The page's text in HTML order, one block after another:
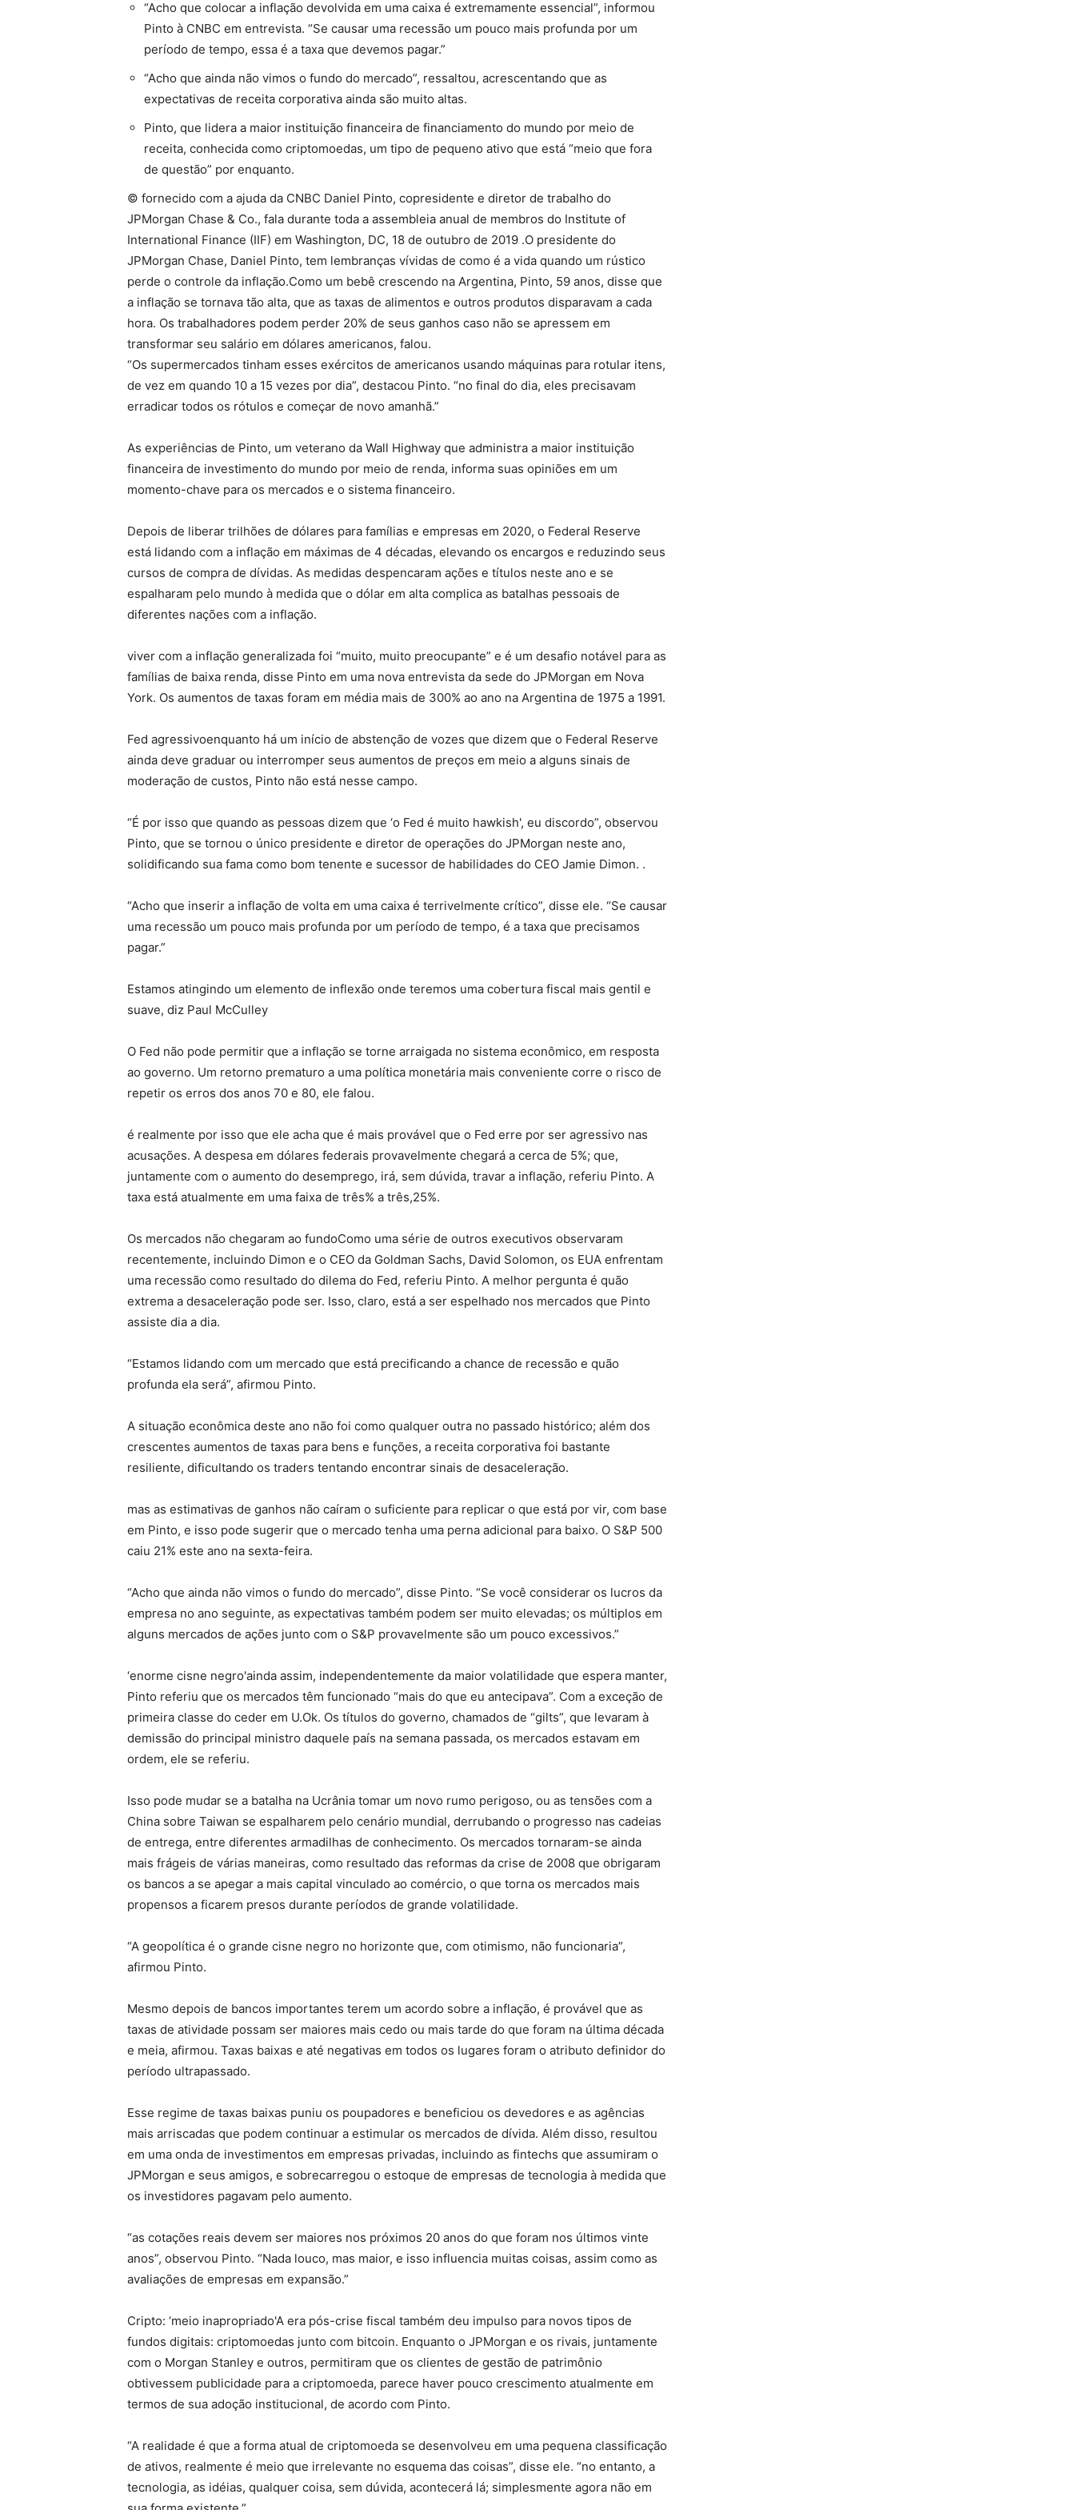
“Acho que colocar a inflação devolvida em uma caixa é extremamente essencial”, informou
Pinto à CNBC em entrevista. “Se causar uma recessão um pouco mais profunda por um
período de tempo, essa é a taxa que devemos pagar.”
“Acho que ainda não vimos o fundo do mercado”, ressaltou, acrescentando que as
expectativas de receita corporativa ainda são muito altas.
Pinto, que lidera a maior instituição financeira de financiamento do mundo por meio de
receita, conhecida como criptomoedas, um tipo de pequeno ativo que está “meio que fora
de questão” por enquanto.
© fornecido com a ajuda da CNBC Daniel Pinto, copresidente e diretor de trabalho do
JPMorgan Chase & Co., fala durante toda a assembleia anual de membros do Institute of
International Finance (IIF) em Washington, DC, 18 de outubro de 2019 .O presidente do
JPMorgan Chase, Daniel Pinto, tem lembranças vívidas de como é a vida quando um rústico
perde o controle da inflação.Como um bebê crescendo na Argentina, Pinto, 59 anos, disse que
a inflação se tornava tão alta, que as taxas de alimentos e outros produtos disparavam a cada
hora. Os trabalhadores podem perder 20% de seus ganhos caso não se apressem em
transformar seu salário em dólares americanos, falou.
“Os supermercados tinham esses exércitos de americanos usando máquinas para rotular itens,
de vez em quando 10 a 15 vezes por dia”, destacou Pinto. “no final do dia, eles precisavam
erradicar todos os rótulos e começar de novo amanhã.”
As experiências de Pinto, um veterano da Wall Highway que administra a maior instituição
financeira de investimento do mundo por meio de renda, informa suas opiniões em um
momento-chave para os mercados e o sistema financeiro.
Depois de liberar trilhões de dólares para famílias e empresas em 2020, o Federal Reserve
está lidando com a inflação em máximas de 4 décadas, elevando os encargos e reduzindo seus
cursos de compra de dívidas. As medidas despencaram ações e títulos neste ano e se
espalharam pelo mundo à medida que o dólar em alta complica as batalhas pessoais de
diferentes nações com a inflação.
viver com a inflação generalizada foi “muito, muito preocupante” e é um desafio notável para as
famílias de baixa renda, disse Pinto em uma nova entrevista da sede do JPMorgan em Nova
York. Os aumentos de taxas foram em média mais de 300% ao ano na Argentina de 1975 a 1991.
Fed agressivoenquanto há um início de abstenção de vozes que dizem que o Federal Reserve
ainda deve graduar ou interromper seus aumentos de preços em meio a alguns sinais de
moderação de custos, Pinto não está nesse campo.
“É por isso que quando as pessoas dizem que ‘o Fed é muito hawkish', eu discordo”, observou
Pinto, que se tornou o único presidente e diretor de operações do JPMorgan neste ano,
solidificando sua fama como bom tenente e sucessor de habilidades do CEO Jamie Dimon. .
“Acho que inserir a inflação de volta em uma caixa é terrivelmente crítico”, disse ele. “Se causar
uma recessão um pouco mais profunda por um período de tempo, é a taxa que precisamos
pagar.”
Estamos atingindo um elemento de inflexão onde teremos uma cobertura fiscal mais gentil e
suave, diz Paul McCulley
O Fed não pode permitir que a inflação se torne arraigada no sistema econômico, em resposta
ao governo. Um retorno prematuro a uma política monetária mais conveniente corre o risco de
repetir os erros dos anos 70 e 80, ele falou.
é realmente por isso que ele acha que é mais provável que o Fed erre por ser agressivo nas
acusações. A despesa em dólares federais provavelmente chegará a cerca de 5%; que,
juntamente com o aumento do desemprego, irá, sem dúvida, travar a inflação, referiu Pinto. A
taxa está atualmente em uma faixa de três% a três,25%.
Os mercados não chegaram ao fundoComo uma série de outros executivos observaram
recentemente, incluindo Dimon e o CEO da Goldman Sachs, David Solomon, os EUA enfrentam
uma recessão como resultado do dilema do Fed, referiu Pinto. A melhor pergunta é quão
extrema a desaceleração pode ser. Isso, claro, está a ser espelhado nos mercados que Pinto
assiste dia a dia.
“Estamos lidando com um mercado que está precificando a chance de recessão e quão
profunda ela será”, afirmou Pinto.
A situação econômica deste ano não foi como qualquer outra no passado histórico; além dos
crescentes aumentos de taxas para bens e funções, a receita corporativa foi bastante
resiliente, dificultando os traders tentando encontrar sinais de desaceleração.
mas as estimativas de ganhos não caíram o suficiente para replicar o que está por vir, com base
em Pinto, e isso pode sugerir que o mercado tenha uma perna adicional para baixo. O S&P 500
caiu 21% este ano na sexta-feira.
“Acho que ainda não vimos o fundo do mercado”, disse Pinto. “Se você considerar os lucros da
empresa no ano seguinte, as expectativas também podem ser muito elevadas; os múltiplos em
alguns mercados de ações junto com o S&P provavelmente são um pouco excessivos.”
‘enorme cisne negro'ainda assim, independentemente da maior volatilidade que espera manter,
Pinto referiu que os mercados têm funcionado “mais do que eu antecipava”. Com a exceção de
primeira classe do ceder em U.Ok. Os títulos do governo, chamados de “gilts”, que levaram à
demissão do principal ministro daquele país na semana passada, os mercados estavam em
ordem, ele se referiu.
Isso pode mudar se a batalha na Ucrânia tomar um novo rumo perigoso, ou as tensões com a
China sobre Taiwan se espalharem pelo cenário mundial, derrubando o progresso nas cadeias
de entrega, entre diferentes armadilhas de conhecimento. Os mercados tornaram-se ainda
mais frágeis de várias maneiras, como resultado das reformas da crise de 2008 que obrigaram
os bancos a se apegar a mais capital vinculado ao comércio, o que torna os mercados mais
propensos a ficarem presos durante períodos de grande volatilidade.
“A geopolítica é o grande cisne negro no horizonte que, com otimismo, não funcionaria”,
afirmou Pinto.
Mesmo depois de bancos importantes terem um acordo sobre a inflação, é provável que as
taxas de atividade possam ser maiores mais cedo ou mais tarde do que foram na última década
e meia, afirmou. Taxas baixas e até negativas em todos os lugares foram o atributo definidor do
período ultrapassado.
Esse regime de taxas baixas puniu os poupadores e beneficiou os devedores e as agências
mais arriscadas que podem continuar a estimular os mercados de dívida. Além disso, resultou
em uma onda de investimentos em empresas privadas, incluindo as fintechs que assumiram o
JPMorgan e seus amigos, e sobrecarregou o estoque de empresas de tecnologia à medida que
os investidores pagavam pelo aumento.
“as cotações reais devem ser maiores nos próximos 20 anos do que foram nos últimos vinte
anos”, observou Pinto. “Nada louco, mas maior, e isso influencia muitas coisas, assim como as
avaliações de empresas em expansão.”
Cripto: ‘meio inapropriado'A era pós-crise fiscal também deu impulso para novos tipos de
fundos digitais: criptomoedas junto com bitcoin. Enquanto o JPMorgan e os rivais, juntamente
com o Morgan Stanley e outros, permitiram que os clientes de gestão de patrimônio
obtivessem publicidade para a criptomoeda, parece haver pouco crescimento atualmente em
termos de sua adoção institucional, de acordo com Pinto.
“A realidade é que a forma atual de criptomoeda se desenvolveu em uma pequena classificação
de ativos, realmente é meio que irrelevante no esquema das coisas”, disse ele. “no entanto, a
tecnologia, as idéias, qualquer coisa, sem dúvida, acontecerá lá; simplesmente agora não em